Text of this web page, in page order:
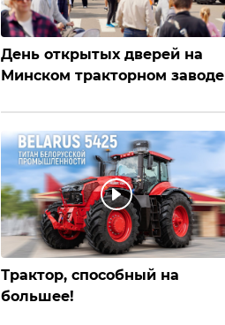
День открытых дверей на
Минском тракторном заводе
Трактор, способный на
большее!